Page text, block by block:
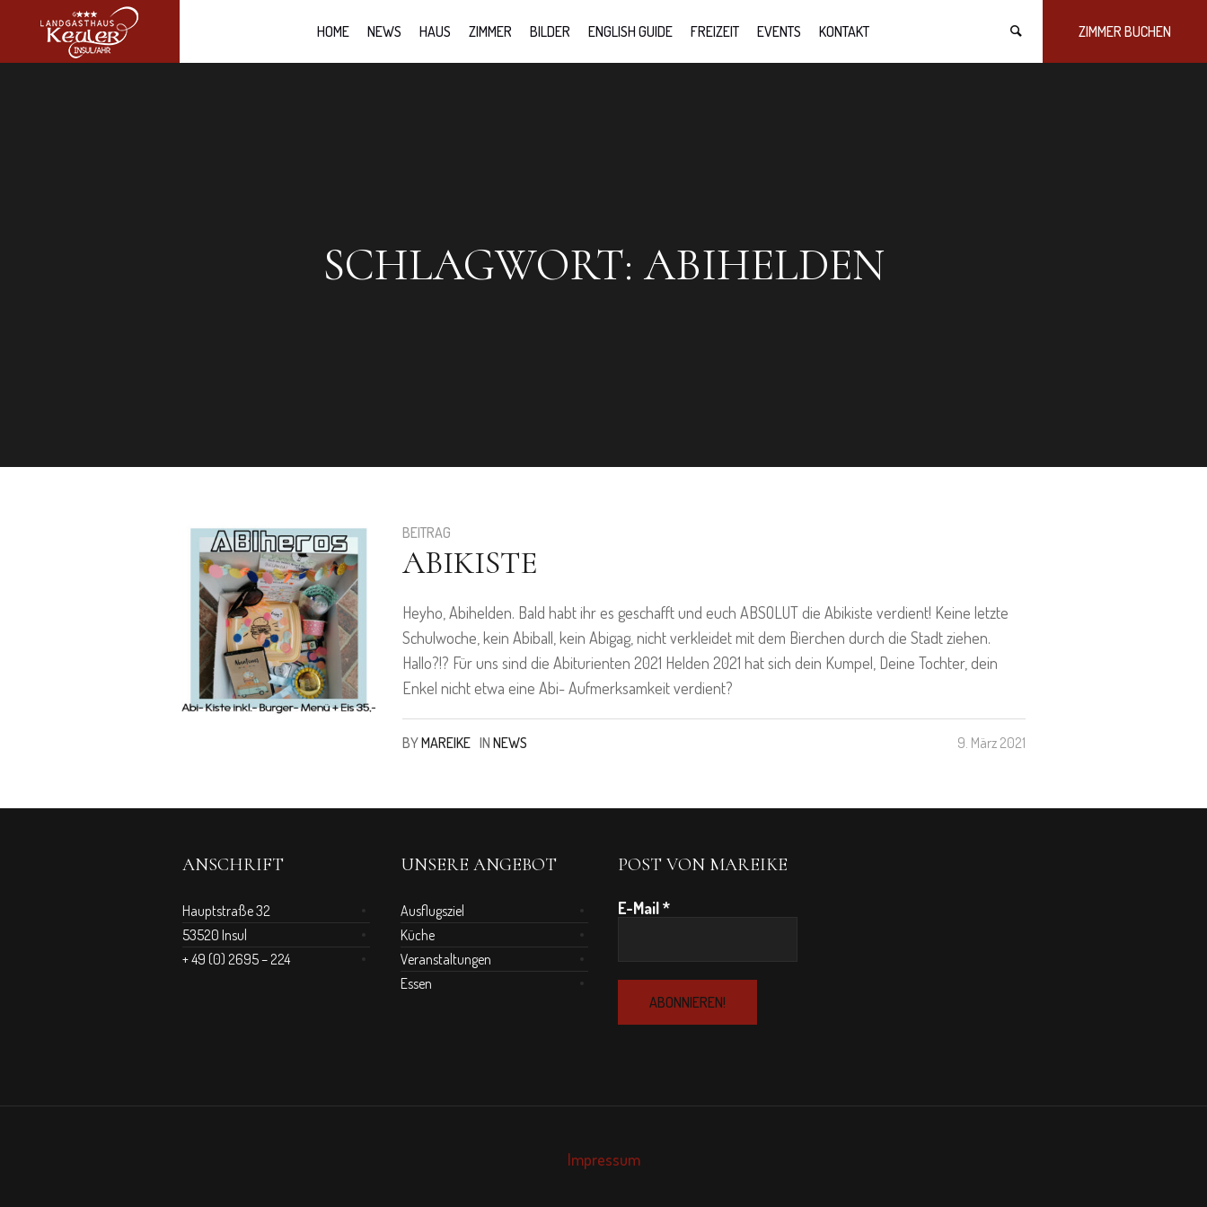
ZIMMER BUCHEN
HOME NEWS HAUS ZIMMER BILDER ENGLISH GUIDE FREIZEIT EVENTS KONTAKT
SCHLAGWORT: ABIHELDEN
BEITRAG
ABIKISTE
Heyho, Abihelden. Bald habt ihr es geschafft und euch ABSOLUT die Abikiste verdient! Keine letzte
Schulwoche, kein Abiball, kein Abigag, nicht verkleidet mit dem Bierchen durch die Stadt ziehen.
Hallo?!? Für uns sind die Abiturienten 2021 Helden 2021 hat sich dein Kumpel, Deine Tochter, dein
Enkel nicht etwa eine Abi- Aufmerksamkeit verdient?
9. März 2021
BYMAREIKE INNEWS
ANSCHRIFT
Hauptstraße 32
53520 Insul
+ 49 (0) 2695 – 224
UNSERE ANGEBOT
Ausflugsziel
Küche
Veranstaltungen
Essen
POST VON MAREIKE
E-Mail*
Impressum